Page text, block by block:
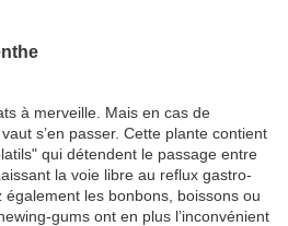
à merveille. Mais en cas de
s’en passer. Cette plante contient
qui détendent le passage entre
la voie libre au reflux gastro-
les bonbons, boissons ou
gums ont en plus l’inconvénient